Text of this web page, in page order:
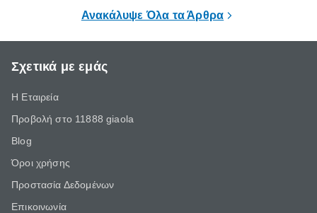
Ανακάλυψε Όλα τα Άρθρα
Σχετικά με εμάς
Η Εταιρεία
Προβολή στο 11888 giaola
Blog
Όροι χρήσης
Προστασία Δεδομένων
Επικοινωνία